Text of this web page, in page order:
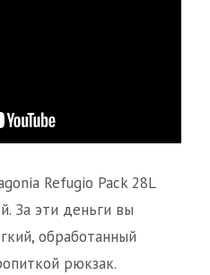
Refugio Pack 28L
За эти деньги вы
обработанный
рюкзак.